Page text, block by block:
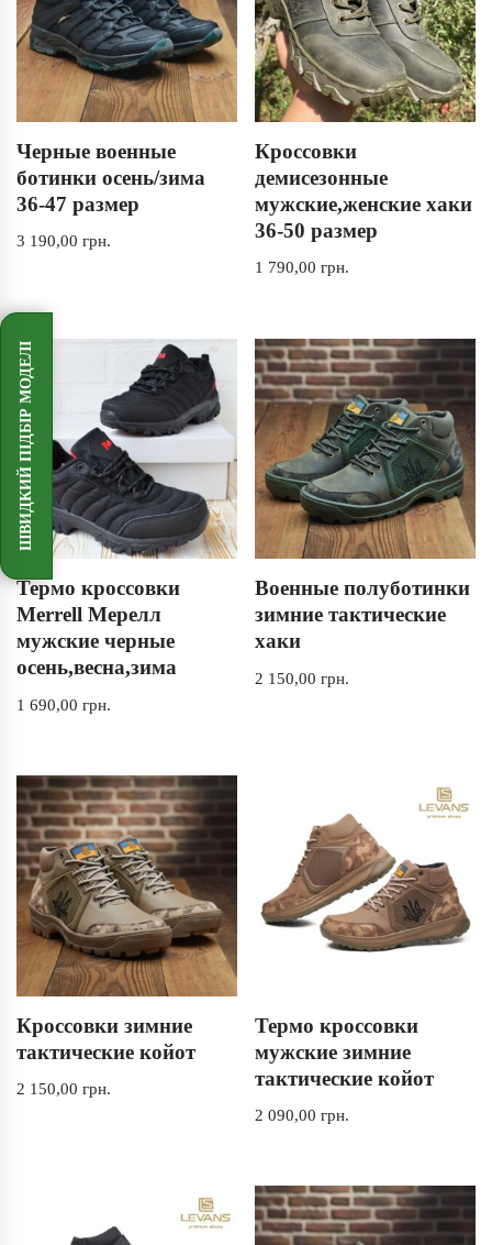
Черные военные
ботинки осень/зима
36-47 размер
3 190,00 грн.
Кроссовки
демисезонные
мужские,женские хаки
36-50 размер
1 790,00грн.
Термо кроссовки
Merrell Мерелл
мужские черные
осень,весна,зима
1 690,00 грн.
Военные полуботинки
зимние тактические
хаки
2 150,00грн.
Кроссовки зимние
тактические койот
2 150,00 грн.
Термо кроссовки
мужские зимние
тактические койот
2 090,00грн.
ШВИДКИЙ ПІДБІР МОДЕЛІ